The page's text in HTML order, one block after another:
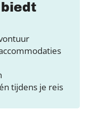
tijdens je reis